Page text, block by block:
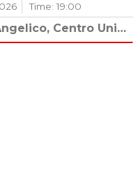
Time: 19:00
Auditorio Fra Angelico, Centro Universitario Cultural (CUC)